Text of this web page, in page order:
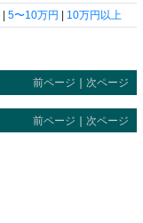
| 5〜10万円 | 10万円以上
前ページ 次ページ
前ページ ｜ 次ページ